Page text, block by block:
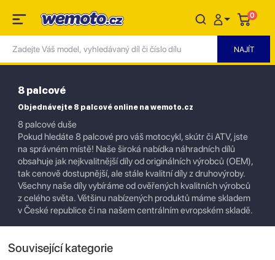
0
8 palcové
Objednávejte 8 palcové online na wemoto.cz
8 palcové duše
Pokud hledáte 8 palcové pro váš motocykl, skútr či ATV, jste
na správném místě! Naše široká nabídka náhradních dílů
obsahuje jak nejkvalitnější díly od originálních výrobců (OEM),
tak cenově dostupnější, ale stále kvalitní díly z druhovýroby.
Všechny naše díly vybíráme od ověřených kvalitních výrobců
z celého světa. Většinu nabízených produktů máme skladem
v České republice či na našem centrálním evropském skladě.
Související kategorie